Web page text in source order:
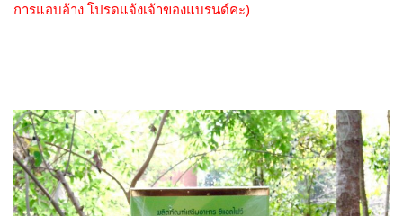
การแอบอ้าง โปรดแจ้งเจ้าของแบรนด์คะ)